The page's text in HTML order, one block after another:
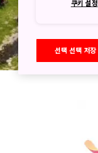
쿠키 설정
선택 선택 저장